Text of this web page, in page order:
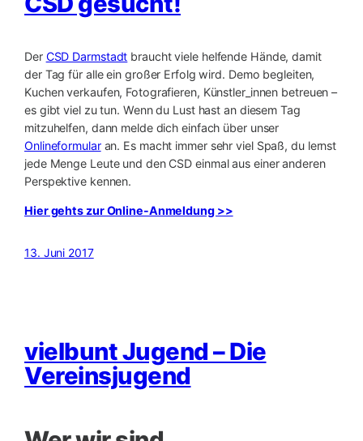
Der CSD Darmstadt braucht viele helfende Hände, damit
der Tag für alle ein großer Erfolg wird. Demo begleiten,
Kuchen verkaufen, Fotografieren, Künstler_innen betreuen –
es gibt viel zu tun. Wenn du Lust hast an diesem Tag
mitzuhelfen, dann melde dich einfach über unser
Onlineformularan. Es macht immer sehr viel Spaß, du lernst
jede Menge Leute und den CSD einmal aus einer anderen
Perspektive kennen.
Hier gehts zur Online-Anmeldung >>
13. Juni 2017
vielbunt Jugend – Die
Vereinsjugend